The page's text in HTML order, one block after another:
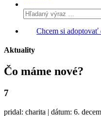
Chcem si adoptovať
Aktuality
Čo máme nové?
7
pridal: charita | dátum: 6.